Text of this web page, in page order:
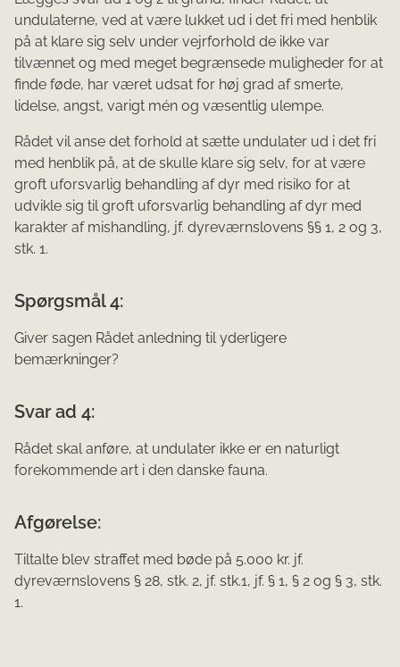
undulaterne, ved at være lukket ud i det fri med henblik
på at klare sig selv under vejrforhold de ikke var
tilvænnet og med meget begrænsede muligheder for at
finde føde, har været udsat for høj grad af smerte,
lidelse, angst, varigt mén og væsentlig ulempe.
Rådet vil anse det forhold at sætte undulater ud i det fri
med henblik på, at de skulle klare sig selv, for at være
groft uforsvarlig behandling af dyr med risiko for at
udvikle sig til groft uforsvarlig behandling af dyr med
karakter af mishandling, jf. dyreværnslovens §§ 1, 2 og 3,
stk. 1.
Spørgsmål 4:
Giver sagen Rådet anledning til yderligere
bemærkninger?
Svar ad 4:
Rådet skal anføre, at undulater ikke er en naturligt
forekommende art i den danske fauna.
Afgørelse:
Tiltalte blev straffet med bøde på 5.000 kr. jf.
dyreværnslovens § 28, stk. 2, jf. stk.1, jf. § 1, § 2 og § 3, stk.
1.